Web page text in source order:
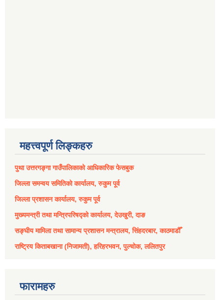
महत्त्वपूर्ण लिङ्कहरु
पुथा उत्तरगङ्गा गाउँपालिकाको आधिकारिक फेसबुक
जिल्ला समन्वय समितिको कार्यालय, रुकुम पूर्व
जिल्ला प्रशासन कार्यालय, रुकुम पूर्व
मुख्यमन्त्री तथा मन्त्रिपरिषद्को कार्यालय, देउखुरी, दाङ
सङ्घीय मामिला तथा सामान्य प्रशासन मन्त्रालय, सिंहदरबार, काठमाडौँ
राष्ट्रिय किताबखाना (निजामती), हरिहरभवन, पुल्चोक, ललितपुर
फारामहरु